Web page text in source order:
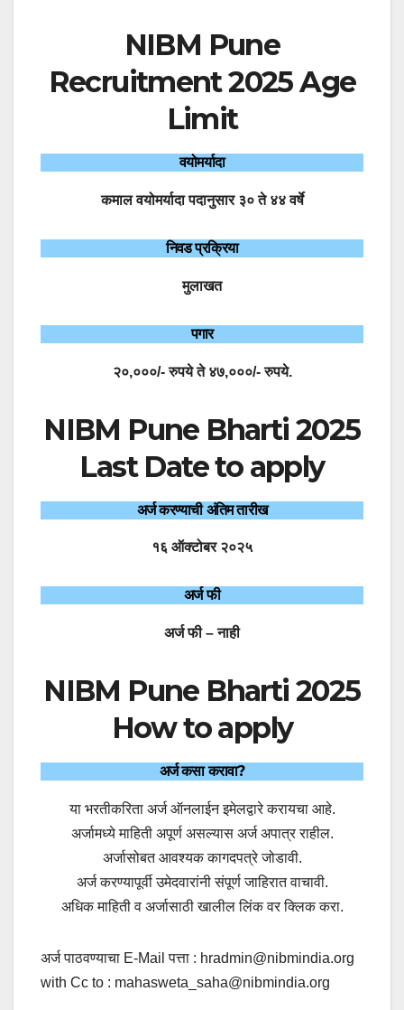
NIBM Pune
Recruitment 2025 Age
Limit
वयोमर्यादा
कमाल वयोमर्यादा पदानुसार ३० ते ४४ वर्षे
निवड प्रक्रिया
मुलाखत
पगार
२०,०००/- रुपये ते ४७,०००/- रुपये.
NIBM Pune Bharti 2025
Last Date to apply
अर्ज करण्याची अंतिम तारीख
१६ ऑक्टोबर २०२५
अर्ज फी
अर्ज फी – नाही
NIBM Pune Bharti 2025
How to apply
अर्ज कसा करावा?
या भरतीकरिता अर्ज ऑनलाईन इमेलद्वारे करायचा आहे.
अर्जामध्ये माहिती अपूर्ण असल्यास अर्ज अपात्र राहील.
अर्जासोबत आवश्यक कागदपत्रे जोडावी.
अर्ज करण्यापूर्वी उमेदवारांनी संपूर्ण जाहिरात वाचावी.
अधिक माहिती व अर्जासाठी खालील लिंक वर क्लिक करा.
अर्ज पाठवण्याचा E-Mail पत्ता : hradmin@nibmindia.org
with Cc to : mahasweta_saha@nibmindia.org